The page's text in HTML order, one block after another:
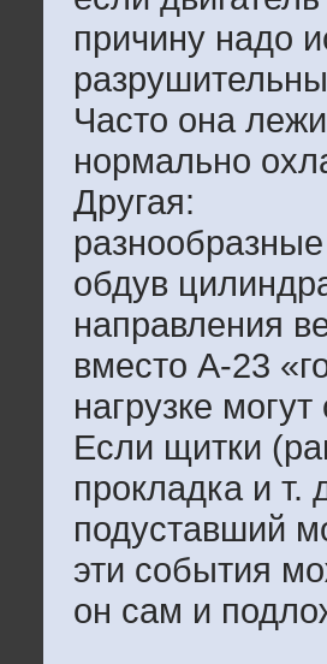
причину надо
Часто она
нормально
Другая:
обдув
направления
вместо А-23
нагрузке
Если щитки
прокладка и т.
подуставший
эти события
он сам и